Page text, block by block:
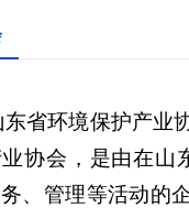
东省环境保护产业
协会 ，是由在山
、管理等活动的